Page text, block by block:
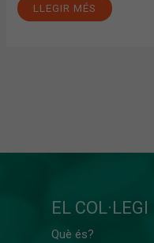
LLEGIR MÉS
EL COL·LEGI
Què és?